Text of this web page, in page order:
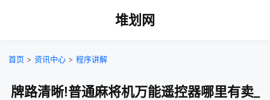
堆划网
首页 > 资讯中心 > 程序讲解
牌路清晰!普通麻将机万能遥控器哪里有卖_